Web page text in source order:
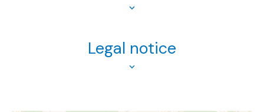
Legal notice